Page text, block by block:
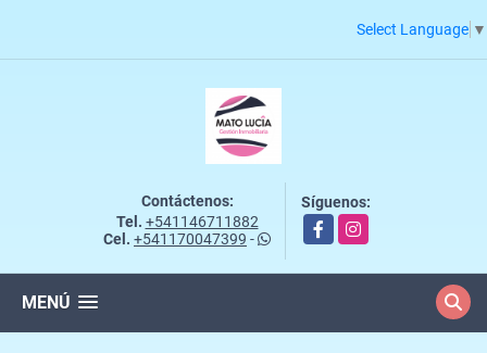
Select Language ▼
Contáctenos:
Tel. +541146711882
Cel. +541170047399 -
Síguenos:
FacebookInstagram
MENÚ